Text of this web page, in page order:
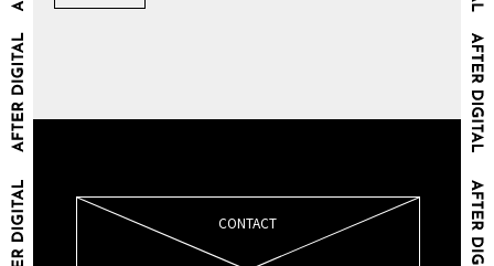
CONTACT